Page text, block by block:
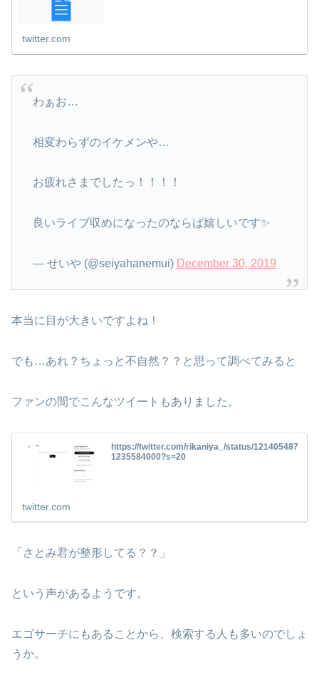
twitter.com
わぁお…
相変わらずのイケメンや…
お疲れさまでしたっ！！！！
良いライブ収めになったのならば嬉しいです✨
— せいや (@seiyahanemui) December 30, 2019
本当に目が大きいですよね！
でも…あれ？ちょっと不自然？？と思って調べてみると
ファンの間でこんなツイートもありました。
https://twitter.com/rikaniya_/status/121405487
1235584000?s=20
twitter.com
「さとみ君が整形してる？？」
という声があるようです。
エゴサーチにもあることから、検索する人も多いのでしょ
うか。